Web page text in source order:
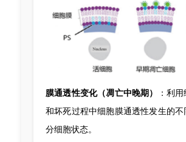
膜通透性变化（凋亡中晚期）
：利
和坏死过程中细胞膜通透性发生的
分细胞状态。